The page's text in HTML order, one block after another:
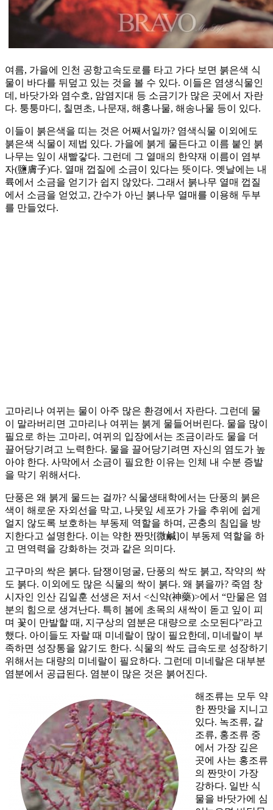
여름, 가을에 인천 공항고속도로를 타고 가다 보면 붉은색 식
물이 바다를 뒤덮고 있는 것을 볼 수 있다. 이들은 염생식물인
데, 바닷가와 염수호, 암염지대 등 소금기가 많은 곳에서 자란
다. 퉁퉁마디, 칠면초, 나문재, 해홍나물, 해송나물 등이 있다.
이들이 붉은색을 띠는 것은 어째서일까? 염색식물 이외에도
붉은색 식물이 제법 있다. 가을에 붉게 물든다고 이름 붙인 붉
나무는 잎이 새빨갛다. 그런데 그 열매의 한약재 이름이 염부
자(鹽膚子)다. 열매 껍질에 소금이 있다는 뜻이다. 옛날에는 내
륙에서 소금을 얻기가 쉽지 않았다. 그래서 붉나무 열매 껍질
에서 소금을 얻었고, 간수가 아닌 붉나무 열매를 이용해 두부
를 만들었다.
고마리나 여뀌는 물이 아주 많은 환경에서 자란다. 그런데 물
이 말라버리면 고마리나 여뀌는 붉게 물들어버린다. 물을 많이
필요로 하는 고마리, 여뀌의 입장에서는 조금이라도 물을 더
끌어당기려고 노력한다. 물을 끌어당기려면 자신의 염도가 높
아야 한다. 사막에서 소금이 필요한 이유는 인체 내 수분 증발
을 막기 위해서다.
단풍은 왜 붉게 물드는 걸까? 식물생태학에서는 단풍의 붉은
색이 해로운 자외선을 막고, 나뭇잎 세포가 가을 추위에 쉽게
얼지 않도록 보호하는 부동제 역할을 하며, 곤충의 침입을 방
지한다고 설명한다. 이는 약한 짠맛[微鹹]이 부동제 역할을 하
고 면역력을 강화하는 것과 같은 의미다.
고구마의 싹은 붉다. 담쟁이덩굴, 단풍의 싹도 붉고, 작약의 싹
도 붉다. 이외에도 많은 식물의 싹이 붉다. 왜 붉을까? 죽염 창
시자인 인산 김일훈 선생은 저서 <신약(神藥)>에서 “만물은 염
분의 힘으로 생겨난다. 특히 봄에 초목의 새싹이 돋고 잎이 피
며 꽃이 만발할 때, 지구상의 염분은 대량으로 소모된다”라고
했다. 아이들도 자랄 때 미네랄이 많이 필요한데, 미네랄이 부
족하면 성장통을 앓기도 한다. 식물의 싹도 급속도로 성장하기
위해서는 대량의 미네랄이 필요하다. 그런데 미네랄은 대부분
염분에서 공급된다. 염분이 많은 것은 붉어진다.
해조류는 모두 약
한 짠맛을 지니고
있다. 녹조류, 갈
조류, 홍조류 중
에서 가장 깊은
곳에 사는 홍조류
의 짠맛이 가장
강하다. 일반 식
물을 바닷가에 심